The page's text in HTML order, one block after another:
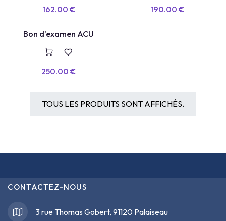
162.00 € 190.00 €
Bon d'examen ACU
250.00 €
TOUS LES PRODUITS SONT AFFICHÉS.
CONTACTEZ-NOUS
3 rue Thomas Gobert, 91120 Palaiseau